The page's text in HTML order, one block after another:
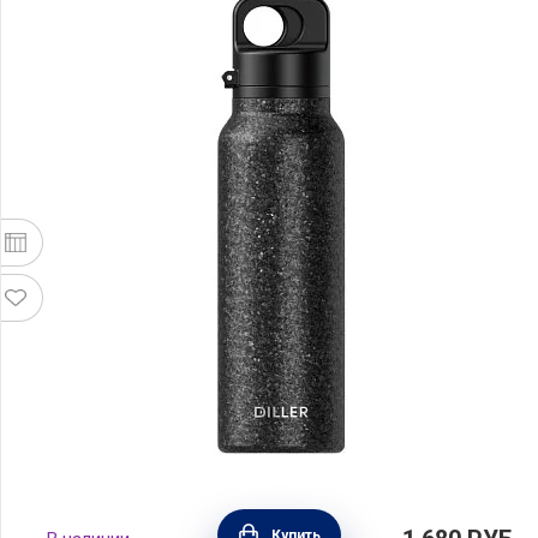
Термобутылка объем 630 мл, цвет черный,